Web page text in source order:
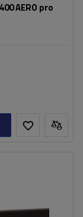
AERO pro